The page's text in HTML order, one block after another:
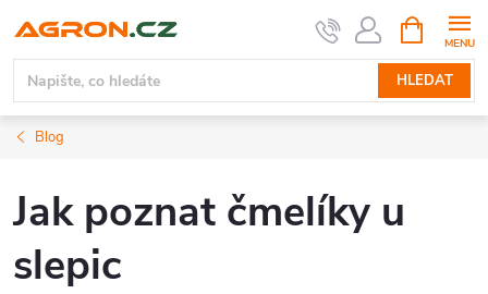
na
obsah
HLEDAT
NÁKUPNÍ
KOŠÍK
Blog
Jak poznat čmelíky u
slepic